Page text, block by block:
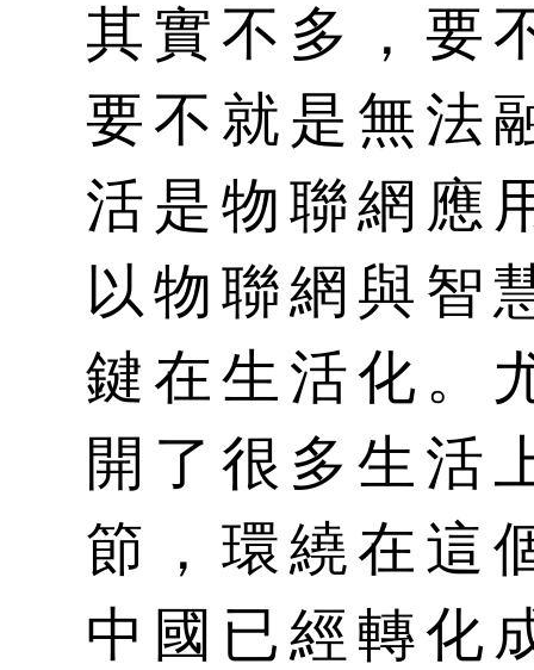
其實不多，要
要不就是無法
活是物聯網應
以物聯網與智
鍵在生活化。
開了很多生活
節，環繞在這
中國已經轉化